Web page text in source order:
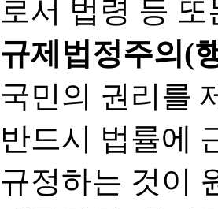
로서 법령 등
규제법정주의(
국민의 권리를
반드시 법률에
규정하는 것이